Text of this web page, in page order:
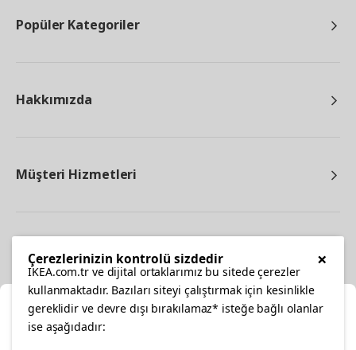
Popüler Kategoriler
Hakkımızda
Müşteri Hizmetleri
×
Çerezlerinizin kontrolü sizdedir
IKEA.com.tr ve dijital ortaklarımız bu sitede çerezler
kullanmaktadır. Bazıları siteyi çalıştırmak için kesinlikle
gereklidir ve devre dışı bırakılamaz* isteğe bağlı olanlar
ise aşağıdadır: